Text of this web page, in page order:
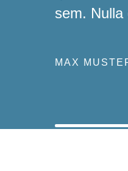
sem. Nulla
MAX